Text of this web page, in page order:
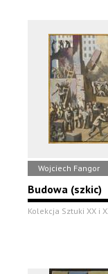
Wojciech Fangor
Budowa (szkic)
Kolekcja Sztuki XX i